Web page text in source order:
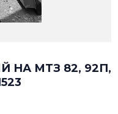
МТЗ 82, 92П,